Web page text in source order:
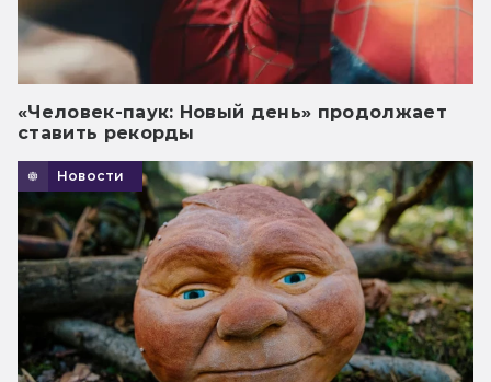
«Человек-паук: Новый день» продолжает
ставить рекорды
Новости